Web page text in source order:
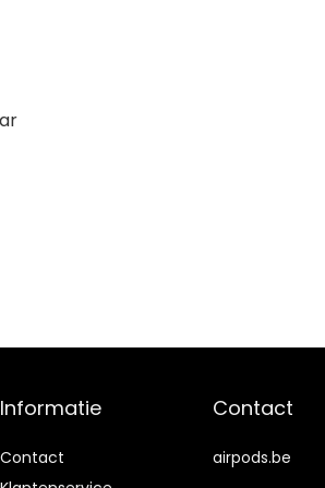
Informatie
Contact
Contact
airpods.be